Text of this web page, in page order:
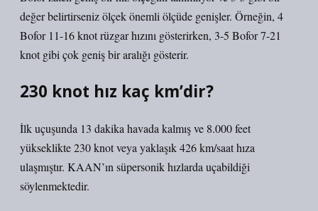
değer belirtirseniz ölçek önemli ölçüde genişler. Örneğin, 4
Bofor 11-16 knot rüzgar hızını gösterirken, 3-5 Bofor 7-21
knot gibi çok geniş bir aralığı gösterir.
230 knot hız kaç km’dir?
İlk uçuşunda 13 dakika havada kalmış ve 8.000 feet
yükseklikte 230 knot veya yaklaşık 426 km/saat hıza
ulaşmıştır. KAAN’ın süpersonik hızlarda uçabildiği
söylenmektedir.